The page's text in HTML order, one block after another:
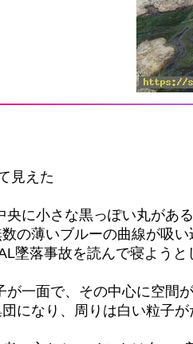
見えた
央に小さな黒っぽい丸がある
の薄いブルーの曲線が吸
落事故を読んで寝ようと
が一面で、その中心に空間
になり、周りは白い粒子